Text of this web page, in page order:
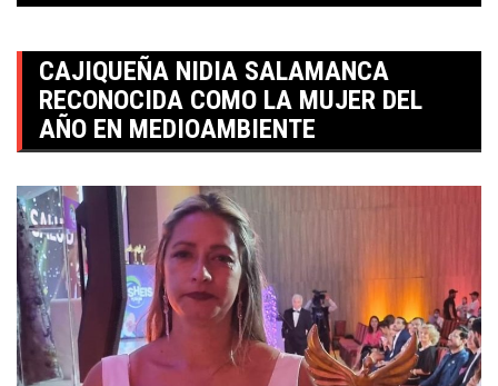
CAJIQUEÑA NIDIA SALAMANCA
RECONOCIDA COMO LA MUJER DEL
AÑO EN MEDIOAMBIENTE